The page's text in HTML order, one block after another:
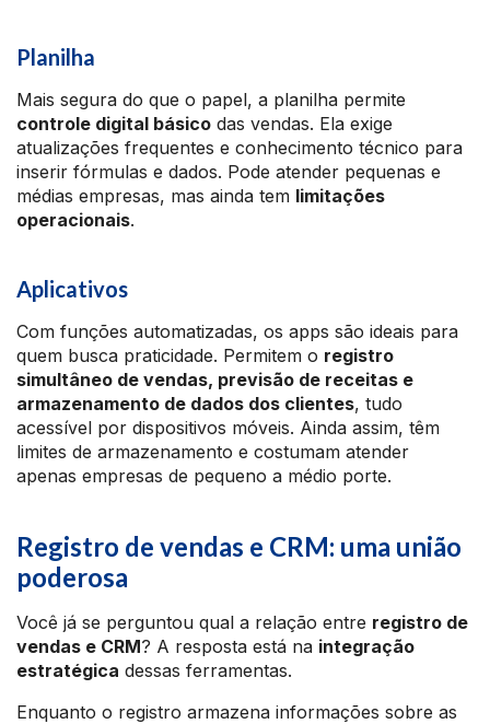
Planilha
Mais segura do que o papel, a planilha permite
controle digital básico das vendas. Ela exige
atualizações frequentes e conhecimento técnico para
inserir fórmulas e dados. Pode atender pequenas e
médias empresas, mas ainda tem limitações
operacionais.
Aplicativos
Com funções automatizadas, os apps são ideais para
quem busca praticidade. Permitem o registro
simultâneo de vendas, previsão de receitas e
armazenamento de dados dos clientes, tudo
acessível por dispositivos móveis. Ainda assim, têm
limites de armazenamento e costumam atender
apenas empresas de pequeno a médio porte.
Registro de vendas e CRM: uma união
poderosa
Você já se perguntou qual a relação entre registro de
vendas e CRM? A resposta está na integração
estratégica dessas ferramentas.
Enquanto o registro armazena informações sobre as